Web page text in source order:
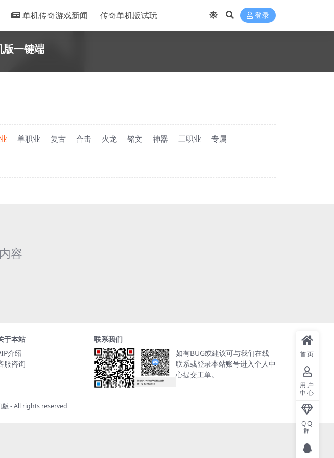
单机传奇游戏新闻 传奇单机版试玩 登录
版一键端
单职业 复古 合击 火龙 铭文 神器 三职业 专属
容
于本站
介绍
服咨询
联系我们
如有BUG或建议可与我们在线
联系或登录本站账号进入个人中
心提交工单。
版 - All rights reserved
首页
用户
中心
QQ
群